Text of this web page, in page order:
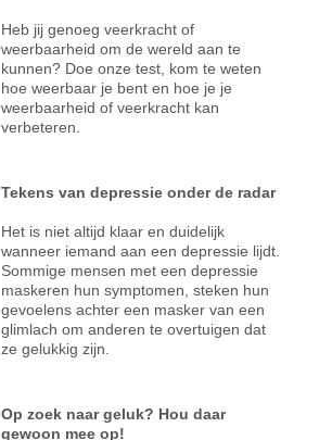
Heb jij genoeg veerkracht of
weerbaarheid om de wereld aan te
kunnen? Doe onze test, kom te weten
hoe weerbaar je bent en hoe je je
weerbaarheid of veerkracht kan
verbeteren.
Tekens van depressie onder de radar
Het is niet altijd klaar en duidelijk
wanneer iemand aan een depressie lijdt.
Sommige mensen met een depressie
maskeren hun symptomen, steken hun
gevoelens achter een masker van een
glimlach om anderen te overtuigen dat
ze gelukkig zijn.
Op zoek naar geluk? Hou daar
gewoon mee op!